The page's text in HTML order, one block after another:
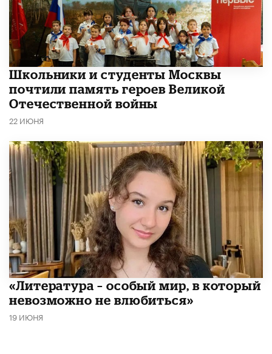
Школьники и студенты Москвы
почтили память героев Великой
Отечественной войны
22 ИЮНЯ
​«Литература – особый мир, в который
невозможно не влюбиться»
19 ИЮНЯ